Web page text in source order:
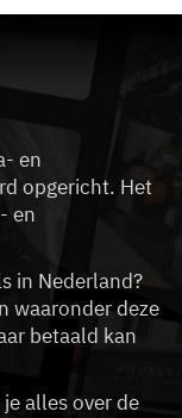
en
opgericht. Het
en
in Nederland?
waaronder deze
betaald kan
alles over de